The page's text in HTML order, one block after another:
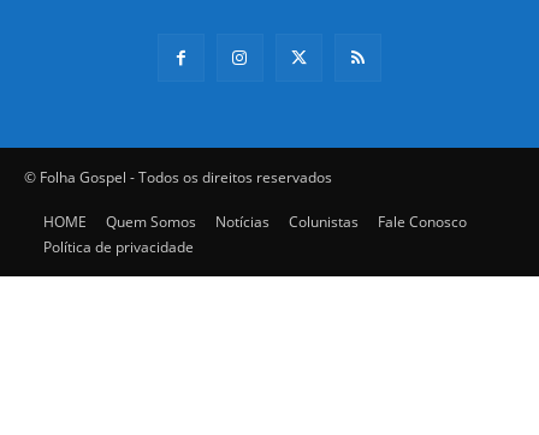
© Folha Gospel - Todos os direitos reservados
HOME Quem Somos Notícias Colunistas
Fale Conosco
Política de privacidade